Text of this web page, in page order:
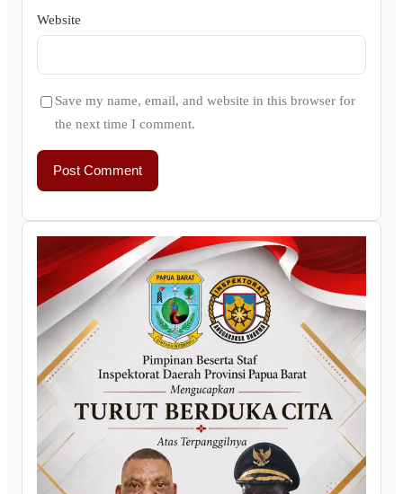
Website
Save my name, email, and website in this browser for
the next time I comment.